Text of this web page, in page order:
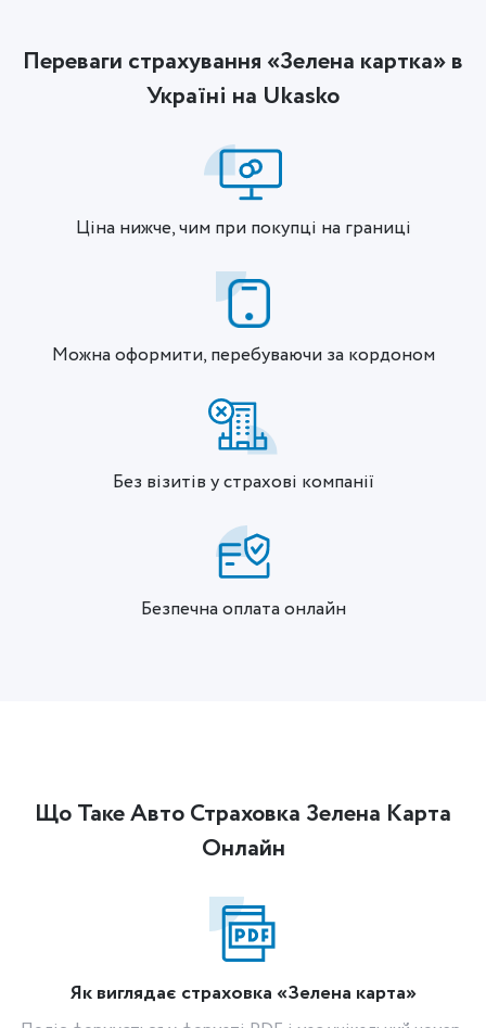
Переваги страхування «Зелена картка» в
Україні на Ukasko
Ціна нижче, чим при покупці на границі
Можна оформити, перебуваючи за кордоном
Без візитів у страхові компанії
Безпечна оплата онлайн
Що Таке Авто Страховка Зелена Карта
Онлайн
Як виглядає страховка «Зелена карта»